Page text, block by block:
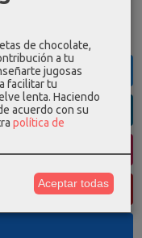
de chocolate,
a tu
jugosas
facilitar tu
lenta. Haciendo
acuerdo con su
política de
Aceptar todas